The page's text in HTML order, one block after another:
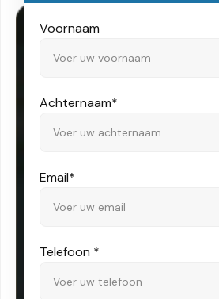
Voornaam
Achternaam*
Email*
Telefoon *